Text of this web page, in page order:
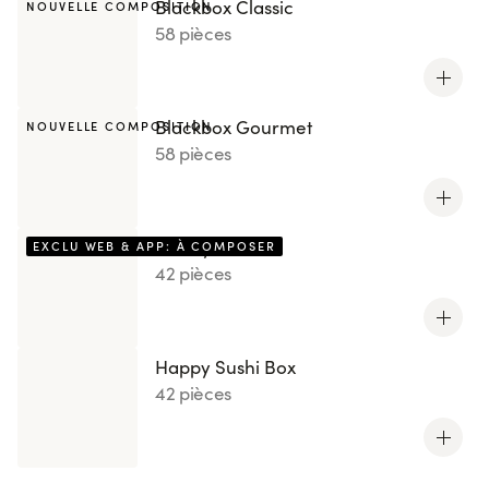
NOUVELLE COMPOSITIONBlackbox Classic
58 pièces
NOUVELLE COMPOSITIONBlackbox Gourmet
58 pièces
EXCLU WEB & APP: À COMPOSER
Box by You
42 pièces
Happy Sushi Box
42 pièces